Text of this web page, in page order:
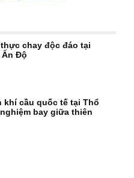
chay độc đáo tại
Độ
khí cầu quốc tế tại Thổ
bay giữa thiên